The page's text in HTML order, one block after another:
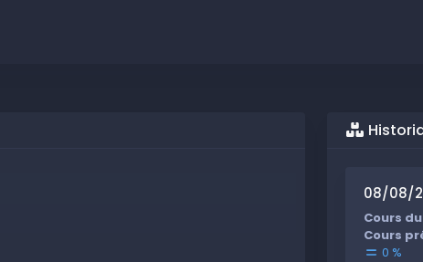
08/08/
Cours
Cours
0 %